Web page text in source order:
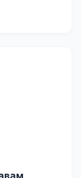
по